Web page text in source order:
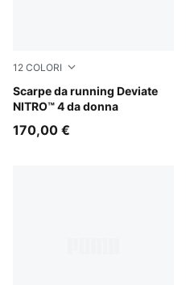
12 COLORI
Scarpe da running Deviate
NITRO™ 4 da donna
PUMA White-Light Lavender
170,00 €